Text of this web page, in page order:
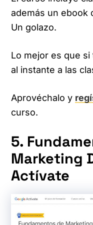
además un ebook
Un golazo.
Lo mejor es que
al instante a las
Aprovéchalo y
curso.
5.
Marketing
Actívate